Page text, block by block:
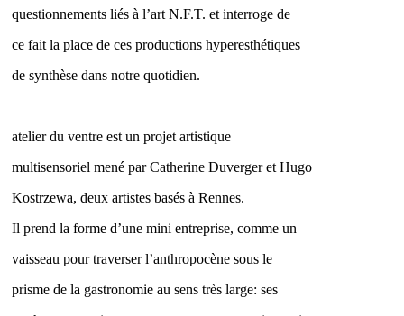
questionnements liés à l’art N.F.T. et interroge de
ce fait la place de ces productions hyperesthétiques
de synthèse dans notre quotidien.
atelier du ventre est un projet artistique
multisensoriel mené par Catherine Duverger et Hugo
Kostrzewa, deux artistes basés à Rennes.
Il prend la forme d’une mini entreprise, comme un
vaisseau pour traverser l’anthropocène sous le
prisme de la gastronomie au sens très large: ses